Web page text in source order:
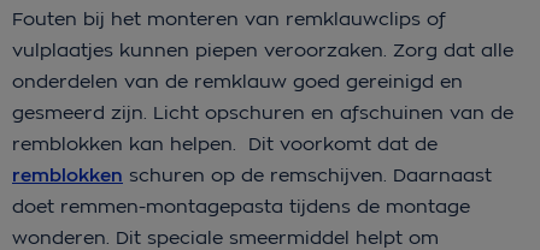
Fouten bij het monteren van remklauwclips of
vulplaatjes kunnen piepen veroorzaken. Zorg dat alle
onderdelen van de remklauw goed gereinigd en
gesmeerd zijn. Licht opschuren en afschuinen van de
remblokken kan helpen. Dit voorkomt dat de
remblokken schuren op de remschijven. Daarnaast
doet remmen-montagepasta tijdens de montage
wonderen. Dit speciale smeermiddel helpt om